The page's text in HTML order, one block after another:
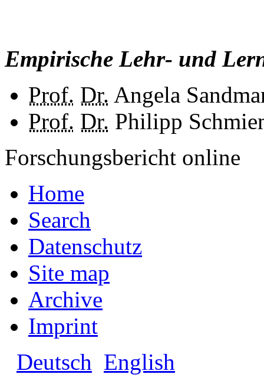
Empirische Lehr- und
Prof. Dr. Angela
Prof. Dr. Philipp
Forschungsbericht online
Home
Search
Datenschutz
Site map
Archive
Imprint
Deutsch English